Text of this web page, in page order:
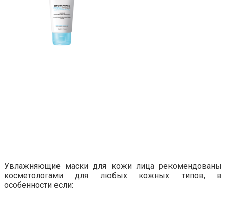
Увлажняющие маски для кожи лица рекомендованы
косметологами для любых кожных типов, в
особенности если: